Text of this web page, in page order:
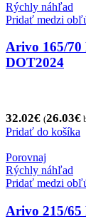
Rýchly náhľad
Pridať medzi
Arivo 165/
DOT2024
32.02€ (26.03€
Pridať do košíka
Porovnaj
Rýchly náhľad
Pridať medzi
Arivo 215/